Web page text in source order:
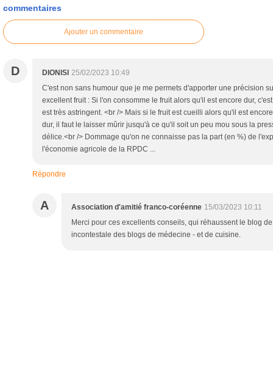
commentaires
Ajouter un commentaire
D DIONISI 25/02/2023 10:49
C'est non sans humour que je me permets d'apporter une précision
excellent fruit : Si l'on consomme le fruit alors qu'il est encore dur,
est très astringent. <br /> Mais si le fruit est cueilli alors qu'il est
dur, il faut le laisser mûrir jusqu'à ce qu'il soit un peu mou sous la
délice.<br /> Dommage qu'on ne connaisse pas la part (en %) de
l'économie agricole de la RPDC ...
Répondre
A Association d'amitié franco-coréenne 15/03/2023 10:11
Merci pour ces excellents conseils, qui réhaussent le blog
incontestale des blogs de médecine - et de cuisine.